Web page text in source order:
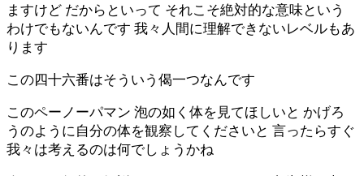
ますけど だからといって それこそ絶対的な意味という
わけでもないんです 我々人間に理解できないレベルもあ
ります
この四十六番はそういう偈一つなんです
このペーノーパマン 泡の如く体を見てほしいと かげろ
うのように自分の体を観察してくださいと 言ったらすぐ
我々は考えるのは何でしょうかね